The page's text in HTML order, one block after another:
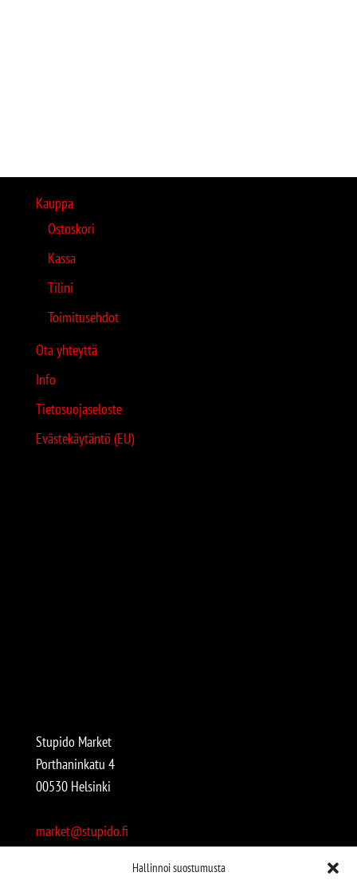
Hallinnoi suostumusta
Kauppa
Ostoskori
Kassa
Tilini
Toimitusehdot
Ota yhteyttä
Info
Tietosuojaseloste
Evästekäytäntö (EU)
Stupido Market
Porthaninkatu 4
00530 Helsinki
market@stupido.fi